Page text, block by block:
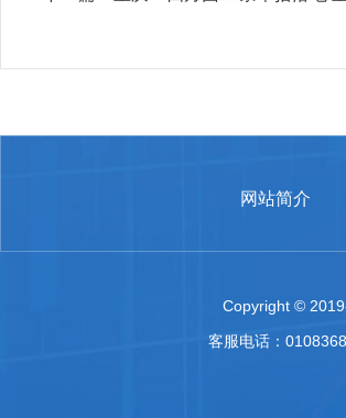
网站简介
Copyright ©
客服电话：